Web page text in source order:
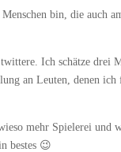
bin, die auch
Ich schätze drei
an Leuten, denen
mehr Spielerei und
bestes 😉